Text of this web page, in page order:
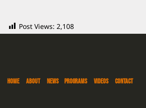
Post Views: 2,108
HOME ABOUT NEWS PROGRAMS VIDEOS CONTACT